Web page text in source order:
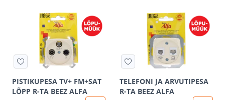
PISTIKUPESA TV+ FM+SAT
LÕPP R-TA BEEZ ALFA
TELEFONI JA ARVUTIPESA
R-TA BEEZ ALFA